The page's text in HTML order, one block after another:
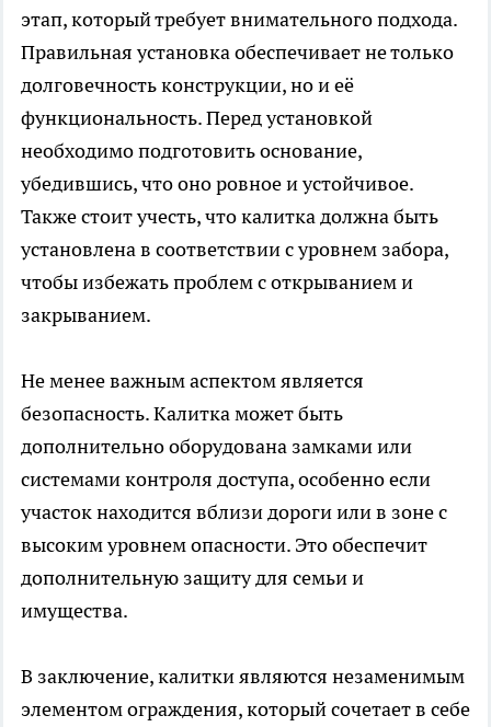
этап, который требует внимательного подхода.
Правильная установка обеспечивает не только
долговечность конструкции, но и её
функциональность. Перед установкой
необходимо подготовить основание,
убедившись, что оно ровное и устойчивое.
Также стоит учесть, что калитка должна быть
установлена в соответствии с уровнем забора,
чтобы избежать проблем с открыванием и
закрыванием.
Не менее важным аспектом является
безопасность. Калитка может быть
дополнительно оборудована замками или
системами контроля доступа, особенно если
участок находится вблизи дороги или в зоне с
высоким уровнем опасности. Это обеспечит
дополнительную защиту для семьи и
имущества.
В заключение, калитки являются незаменимым
элементом ограждения, который сочетает в себе